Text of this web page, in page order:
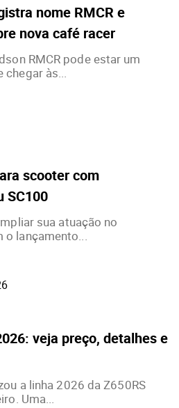
nome RMCR e
nova café racer
RMCR pode estar um
chegar às...
scooter com
SC100
sua atuação no
lançamento...
veja preço, detalhes e
a linha 2026 da Z650RS
Uma...